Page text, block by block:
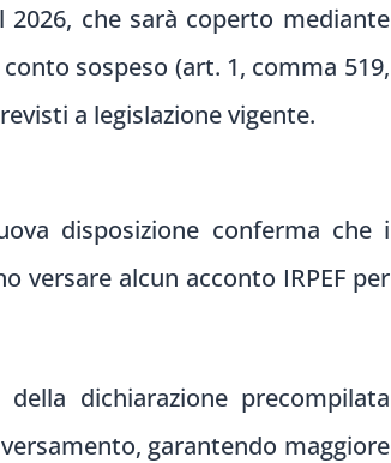
che sarà coperto mediante
sospeso (art. 1, comma 519,
a legislazione vigente.
disposizione conferma che i
versare alcun acconto IRPEF per
dichiarazione precompilata
garantendo maggiore